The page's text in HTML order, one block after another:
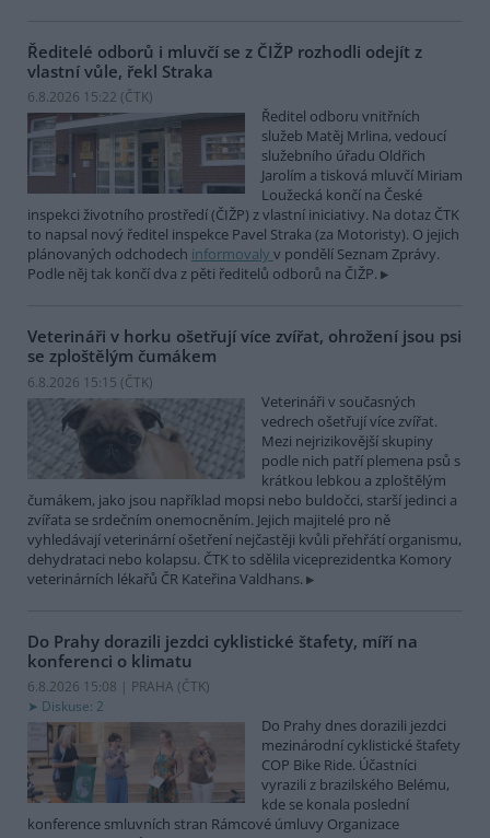
Ředitelé odborů i mluvčí se z ČIŽP rozhodli odejít z
vlastní vůle, řekl Straka
6.8.2026 15:22 (ČTK)
Ředitel odboru vnitřních
služeb Matěj Mrlina, vedoucí
služebního úřadu Oldřich
Jarolím a tisková mluvčí Miriam
Loužecká končí na České
inspekci životního prostředí (ČIŽP) z vlastní iniciativy. Na dotaz ČTK
to napsal nový ředitel inspekce Pavel Straka (za Motoristy). O jejich
plánovaných odchodech informovaly v pondělí Seznam Zprávy.
Podle něj tak končí dva z pěti ředitelů odborů na ČIŽP.
Veterináři v horku ošetřují více zvířat, ohrožení jsou psi
se zploštělým čumákem
6.8.2026 15:15 (ČTK)
Veterináři v současných
vedrech ošetřují více zvířat.
Mezi nejrizikovější skupiny
podle nich patří plemena psů s
krátkou lebkou a zploštělým
čumákem, jako jsou například mopsi nebo buldočci, starší jedinci a
zvířata se srdečním onemocněním. Jejich majitelé pro ně
vyhledávají veterinární ošetření nejčastěji kvůli přehřátí organismu,
dehydrataci nebo kolapsu. ČTK to sdělila viceprezidentka Komory
veterinárních lékařů ČR Kateřina Valdhans.
Do Prahy dorazili jezdci cyklistické štafety, míří na
konferenci o klimatu
6.8.2026 15:08 | PRAHA (ČTK)
Diskuse: 2
Do Prahy dnes dorazili jezdci
mezinárodní cyklistické štafety
COP Bike Ride. Účastníci
vyrazili z brazilského Belému,
kde se konala poslední
konference smluvních stran Rámcové úmluvy Organizace